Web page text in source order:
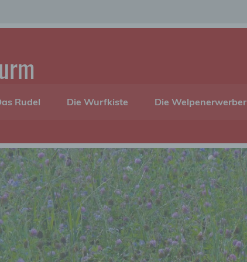
Rudel Die Wurfkiste Die Welpenerwerber